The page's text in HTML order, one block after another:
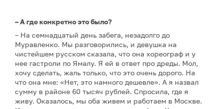
– А где конкретно это было?
– На семнадцатый день забега, незадолго до
Муравленко. Мы разговорились, и девушка на
чистейшем русском сказала, что она хореограф и у
нее гастроли по Ямалу. Я ей в ответ про дреды. Мол,
хочу сделать, жаль только, что это очень дорого. На
что она мне: «Нет, это намного дешевле». А я назвал
сумму в районе 60 тысяч рублей. Спросила, где я
живу. Оказалось, мы оба живем и работаем в Москве.